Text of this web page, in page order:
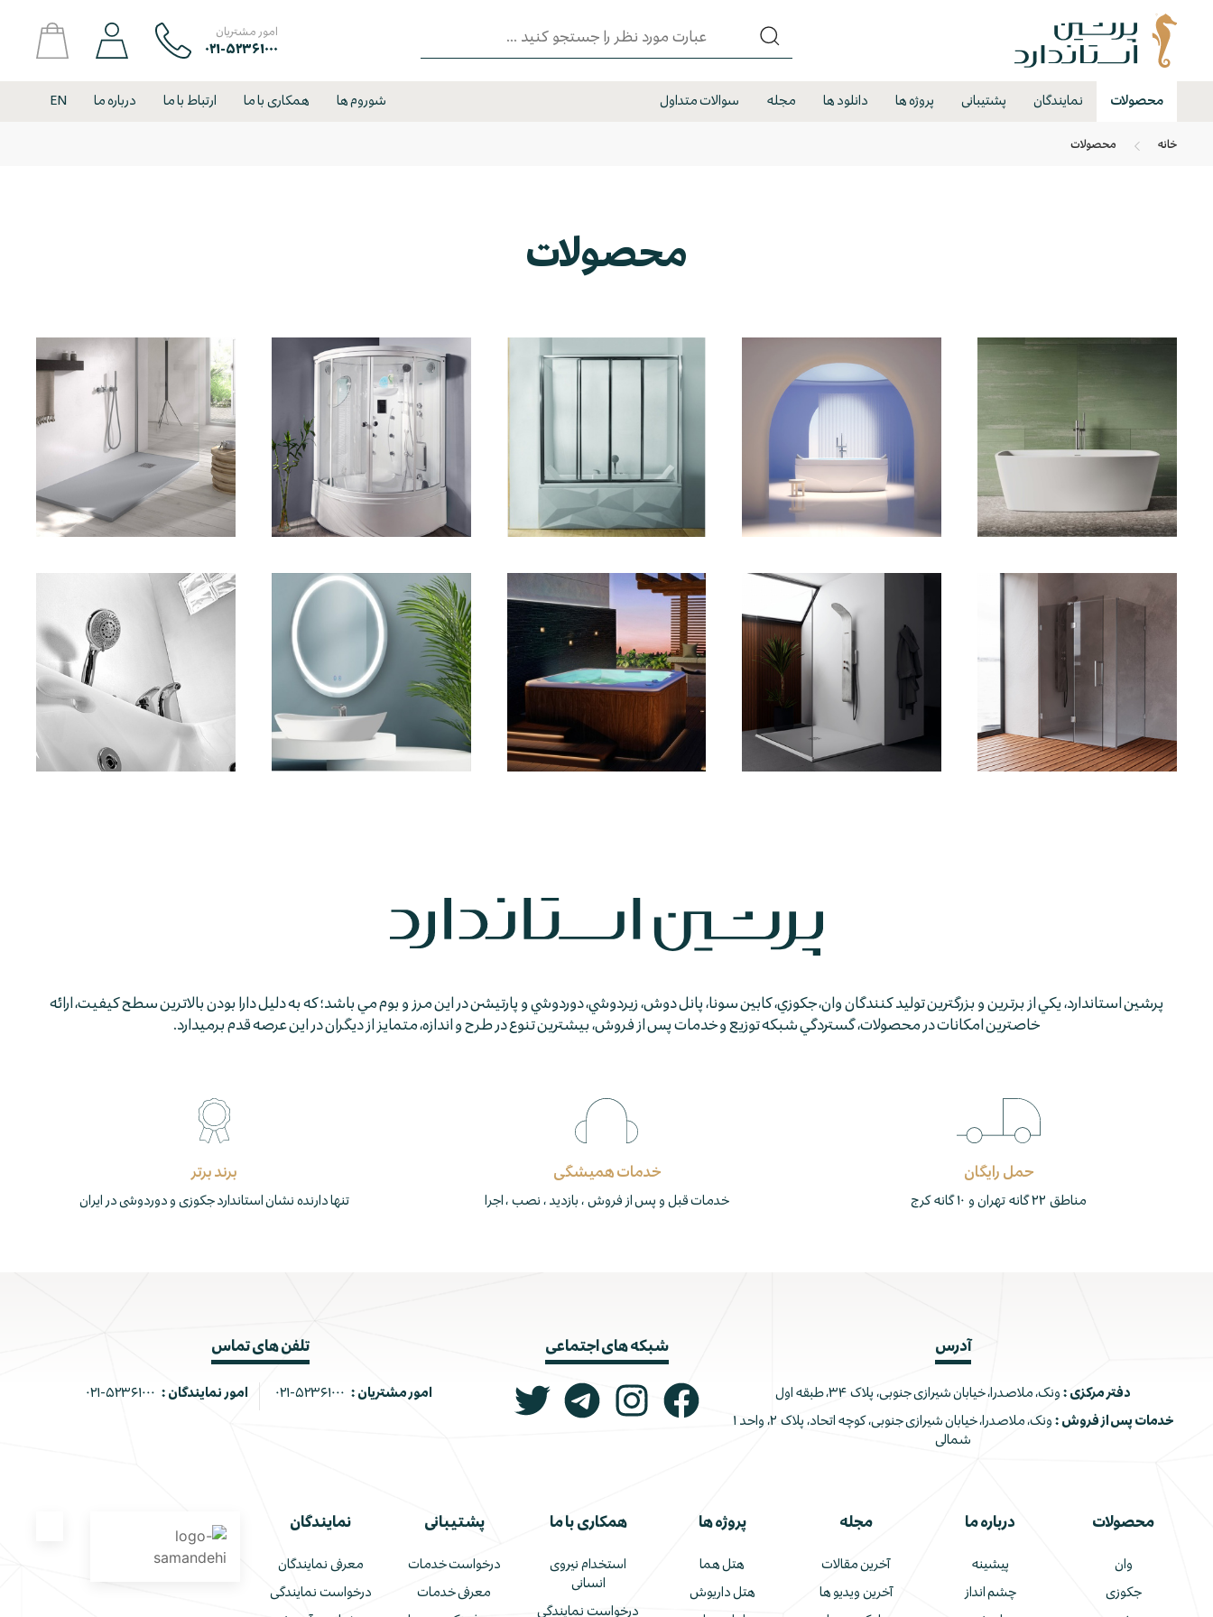
امور مشتریان
۰۲۱-۵۲۳۶۱۰۰۰
محصولات نمایندگان پشتیبانی پروژه ها دانلود ها مجله سوالات متداول شوروم ها همکاری با ما ارتباط با ما درباره ما EN
خانه محصولات
محصولات
پرشين استاندارد، يكي از برترين و بزرگترين توليد كنندگان وان، جكوزي، كابين سونا، پانل دوش، زيردوشي، دوردوشي و پارتيشن در اين مرز و بوم مي باشد؛ كه به دليل دارا بودن بالاترين سطح كيفيت، ارائه
خاصترين امكانات در محصولات، گستردگي شبكه توزيع و خدمات پس از فروش، بيشترين تنوع در طرح و اندازه، متمايز از ديگران در اين عرصه قدم برمي­دارد.
حمل رایگان
مناطق ۲۲ گانه تهران و ۱۰ گانه کرج
خدمات همیشگی
خدمات قبل و پس از فروش ، بازدید ، نصب ، اجرا
برند برتر
تنها دارنده نشان استاندارد جکوزی و دوردوشی در ایران
آدرس
دفتر مرکزی : ونک، ملاصدرا، خیابان شیرازی جنوبی، پلاک ۳۴، طبقه اول
خدمات پس از فروش :
ونک، ملاصدرا، خیابان شیرازی جنوبی، کوچه اتحاد، پلاک ۲، واحد ۱
شمالی
شبکه های اجتماعی تلفن های تماس
امور مشتریان : ۰۲۱-۵۲۳۶۱۰۰۰ امور نمایندگان : ۰۲۱-۵۲۳۶۱۰۰۰
محصولات
وان
جکوزی
درباره ما
پیشینه
چشم انداز
مجله
آخرین مقالات
آخرین ویدیو ها
پروژه ها
هتل هما
هتل داریوش
همکاری با ما
استخدام نیروی
انسانی
درخواست نمایندگی
پشتیبانی
درخواست خدمات
معرفی خدمات
نمایندگان
معرفی نمایندگان
درخواست نمایندگی